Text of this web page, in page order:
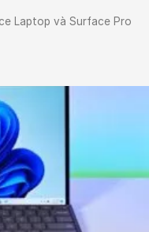
Laptop và Surface Pro